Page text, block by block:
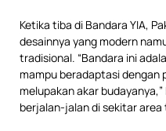
Ketika tiba di Bandara YIA,
desainnya yang modern
tradisional. “Bandara ini
mampu beradaptasi dengan
melupakan akar
berjalan-jalan di sekitar area